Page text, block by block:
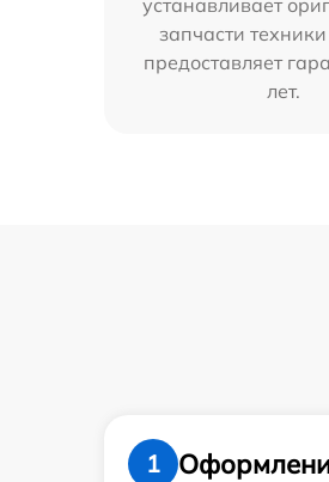
устанавливает
запчасти
предоставляет
лет.
1